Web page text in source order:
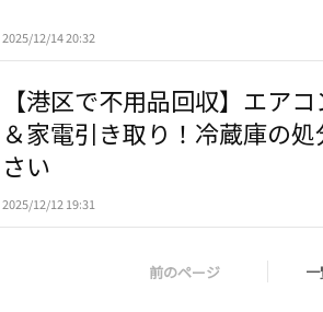
2025/12/14 20:32
【港区で不用品回収】エア
＆家電引き取り！冷蔵庫の
さい
2025/12/12 19:31
前のページ